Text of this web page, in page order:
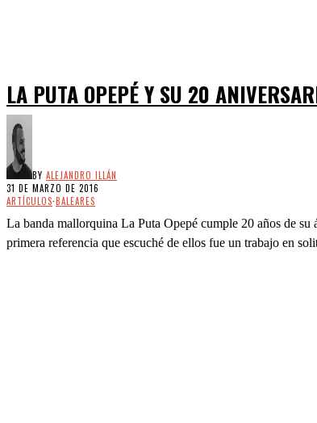
LA PUTA OPEPÉ Y SU 20
BY ALEJANDRO ILLÁN
31 DE MARZO DE 2016
ARTÍCULOS·BALEARES
La banda mallorquina La Puta Opepé cumple 20 años de
primera referencia que escuché de ellos fue un trabajo en